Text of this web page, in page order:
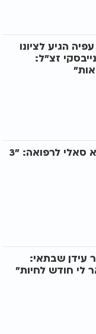
הגיע לציונו
זצ"ל:
סגולה מהבבא סאלי לרפואה: "3
עידן שבתאי:
לי חודש לחיות"